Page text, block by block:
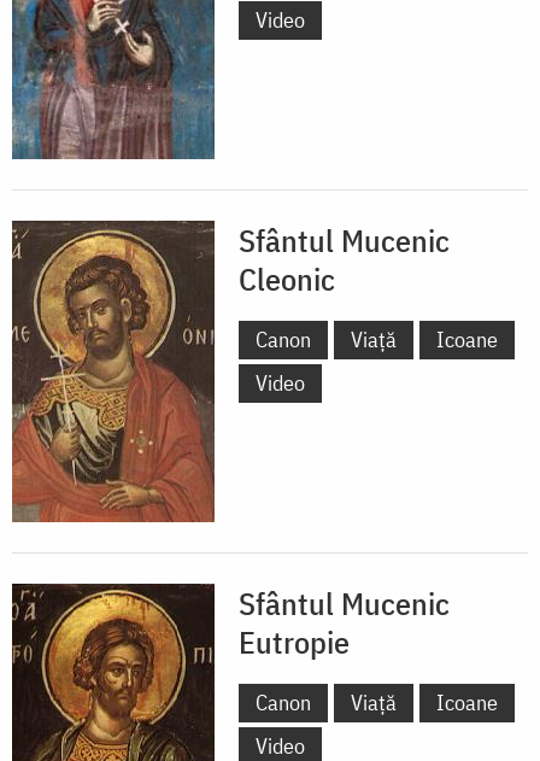
Video
Sfântul Mucenic
Cleonic
Canon Viață
Icoane
Video
Sfântul Mucenic
Eutropie
Canon Viață
Icoane
Video